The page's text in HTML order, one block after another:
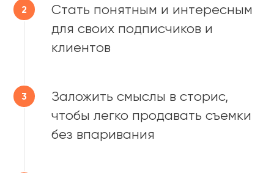
Стать понятным и интересным
для своих подписчиков и
клиентов
Заложить смыслы в сторис,
чтобы легко продавать съемки
без впаривания